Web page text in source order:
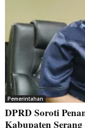
Pemerintahan
DPRD Soroti
Kabupaten